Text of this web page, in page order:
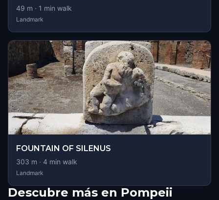
49 m · 1 min walk
Landmark
FOUNTAIN OF SILENUS
303 m · 4 min walk
Landmark
Descubre más en Pompeii